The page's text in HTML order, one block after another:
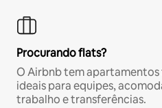
Procurando flats?
O Airbnb tem
ideais para equipes,
trabalho e transferências.